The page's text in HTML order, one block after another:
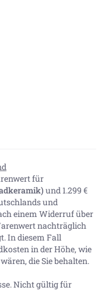
für
und 1.299 €
und
einem Widerruf über
nachträglich
In diesem Fall
in der Höhe, wie
die Sie behalten.
Nicht gültig für